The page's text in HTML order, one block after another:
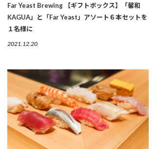
Far Yeast Brewing 【ギフトボックス】「馨和
KAGUA」と「Far Yeast」アソート６本セットを
１名様に
2021.12.20